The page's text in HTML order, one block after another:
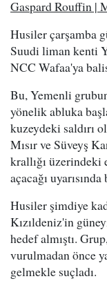
Gaspard Rouffin |
Husiler çarşamba
Suudi liman kenti
NCC Wafaa'ya
Bu, Yemenli
yönelik abluka
kuzeydeki saldırı
Mısır ve Süveyş
krallığı üzerindeki
açacağı
Husiler şimdiye
Kızıldeniz'in
hedef almıştı.
vurulmadan önce
gelmekle suçladı.